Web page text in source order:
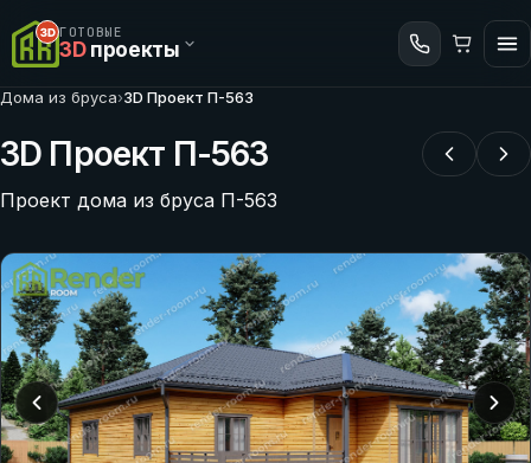
ГОТОВЫЕ
3Dпроекты
Дома из бруса›3D Проект П-563
3D Проект П-563
Проект дома из бруса П-563